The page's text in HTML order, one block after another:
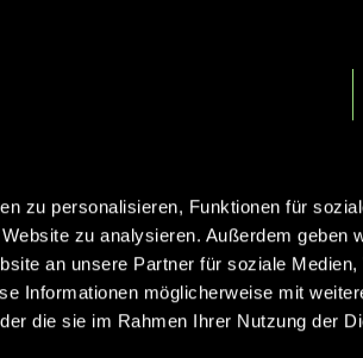
zu personalisieren, Funktionen für
zu analysieren. Außerdem geben
an unsere Partner für soziale Medien,
Informationen möglicherweise mit
die sie im Rahmen Ihrer Nutzung der